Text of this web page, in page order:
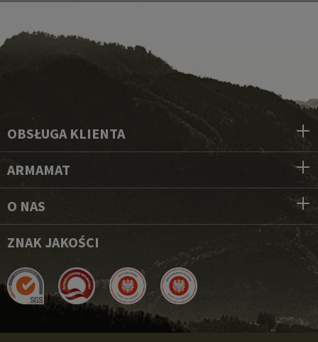
OBSŁUGA KLIENTA
ARMAMAT
O NAS
ZNAK JAKOŚCI